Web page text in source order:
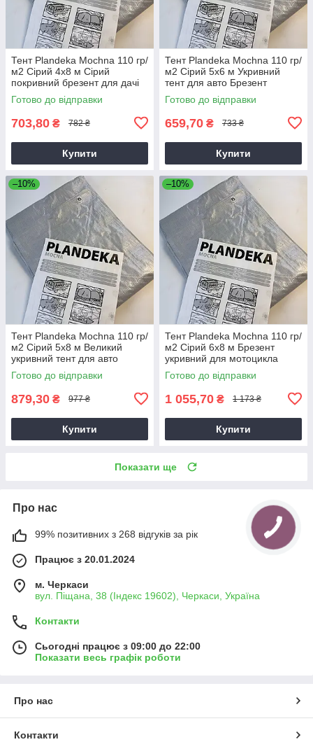
Тент Plandeka Мосhnа 110 гр/
м2 Сірий 4х8 м Сірий
покривний брезент для дачі
Готово до відправки
703,80 ₴ 782 ₴
Купити
Тент Plandeka Мосhnа 110 гр/
м2 Сірий 5х6 м Укривний
тент для авто Брезент
універсальний
Готово до відправки
659,70 ₴ 733 ₴
Купити
–10%
Тент Plandeka Мосhnа 110 гр/
м2 Сірий 5х8 м Великий
укривний тент для авто
Готово до відправки
879,30 ₴ 977 ₴
Купити
–10%
Тент Plandeka Мосhnа 110 гр/
м2 Сірий 6х8 м Брезент
укривний для мотоцикла
Готово до відправки
1 055,70 ₴ 1 173 ₴
Купити
Показати ще
Про нас
99% позитивних з 268 відгуків за рік
Працює з 20.01.2024
м. Черкаси
вул. Піщана, 38 (Індекс 19602), Черкаси, Україна
Контакти
Сьогодні працює з 09:00 до 22:00
Показати весь графік роботи
Про нас
Контакти